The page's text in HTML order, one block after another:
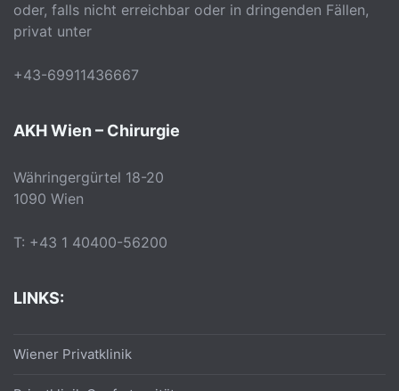
oder, falls nicht erreichbar oder in dringenden Fällen,
privat unter
+43-69911436667
AKH Wien – Chirurgie
Währingergürtel 18-20
1090 Wien
T: +43 1 40400-56200
LINKS:
Wiener Privatklinik